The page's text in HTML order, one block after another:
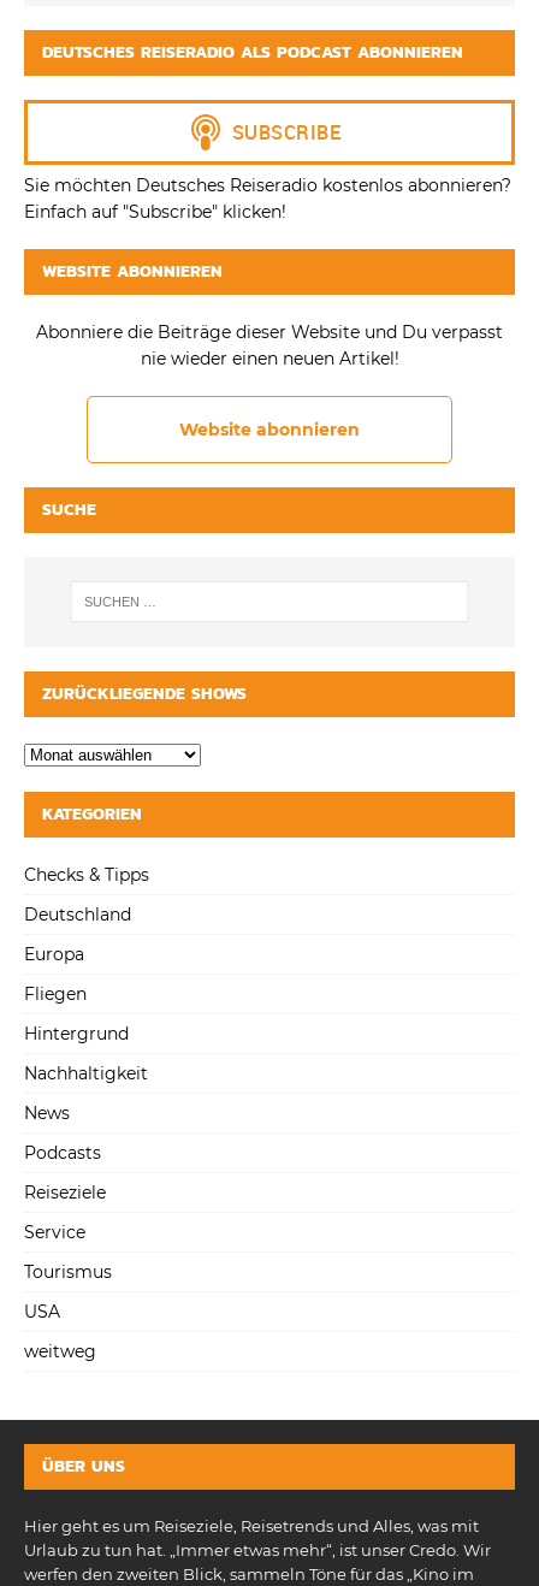
DEUTSCHES REISERADIO ALS PODCAST ABONNIEREN
Sie möchten Deutsches Reiseradio kostenlos abonnieren?
Einfach auf "Subscribe" klicken!
WEBSITE ABONNIEREN
Abonniere die Beiträge dieser Website und Du verpasst
nie wieder einen neuen Artikel!
Website abonnieren
SUCHE
ZURÜCKLIEGENDE SHOWS
KATEGORIEN
Checks & Tipps
Deutschland
Europa
Fliegen
Hintergrund
Nachhaltigkeit
News
Podcasts
Reiseziele
Service
Tourismus
USA
weitweg
ÜBER UNS
Hier geht es um Reiseziele, Reisetrends und Alles, was mit
Urlaub zu tun hat. „Immer etwas mehr“, ist unser Credo. Wir
werfen den zweiten Blick, sammeln Töne für das „Kino im